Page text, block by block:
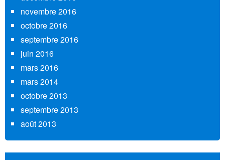
novembre 2016
octobre 2016
septembre 2016
juin 2016
mars 2016
mars 2014
octobre 2013
septembre 2013
août 2013